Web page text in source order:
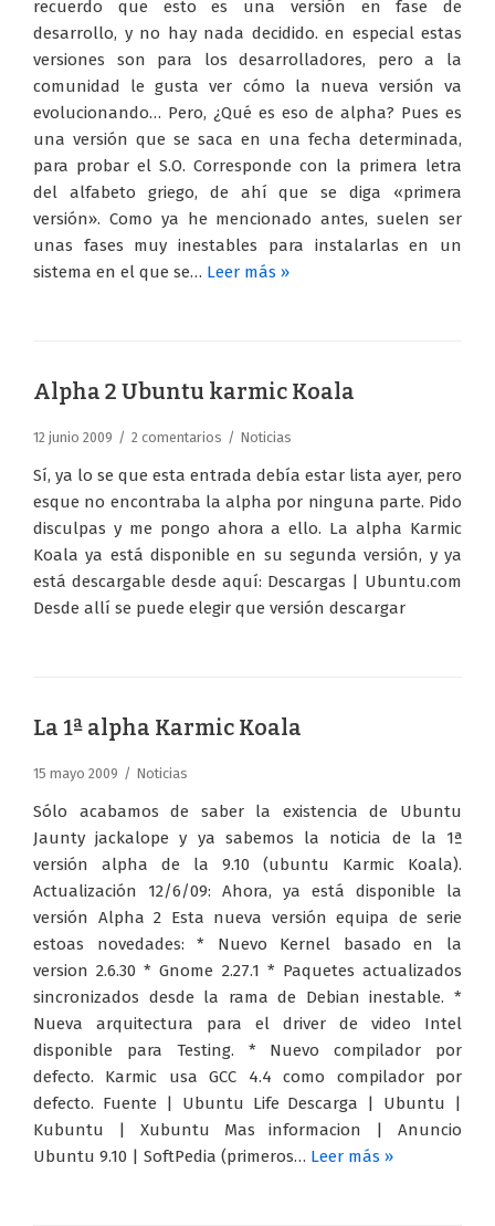
recuerdo que esto es una versión en fase de
desarrollo, y no hay nada decidido. en especial estas
versiones son para los desarrolladores, pero a la
comunidad le gusta ver cómo la nueva versión va
evolucionando… Pero, ¿Qué es eso de alpha? Pues es
una versión que se saca en una fecha determinada,
para probar el S.O. Corresponde con la primera letra
del alfabeto griego, de ahí que se diga «primera
versión». Como ya he mencionado antes, suelen ser
unas fases muy inestables para instalarlas en un
sistema en el que se… Leer más »
Alpha 2 Ubuntu karmic Koala
12 junio 2009 2 comentarios Noticias
Sí, ya lo se que esta entrada debía estar lista ayer, pero
esque no encontraba la alpha por ninguna parte. Pido
disculpas y me pongo ahora a ello. La alpha Karmic
Koala ya está disponible en su segunda versión, y ya
está descargable desde aquí: Descargas | Ubuntu.com
Desde allí se puede elegir que versión descargar
La 1ª alpha Karmic Koala
15 mayo 2009 Noticias
Sólo acabamos de saber la existencia de Ubuntu
Jaunty jackalope y ya sabemos la noticia de la 1ª
versión alpha de la 9.10 (ubuntu Karmic Koala).
Actualización 12/6/09: Ahora, ya está disponible la
versión Alpha 2 Esta nueva versión equipa de serie
estoas novedades: * Nuevo Kernel basado en la
version 2.6.30 * Gnome 2.27.1 * Paquetes actualizados
sincronizados desde la rama de Debian inestable. *
Nueva arquitectura para el driver de video Intel
disponible para Testing. * Nuevo compilador por
defecto. Karmic usa GCC 4.4 como compilador por
defecto. Fuente | Ubuntu Life Descarga | Ubuntu |
Kubuntu | Xubuntu Mas informacion | Anuncio
Ubuntu 9.10 | SoftPedia (primeros… Leer más »